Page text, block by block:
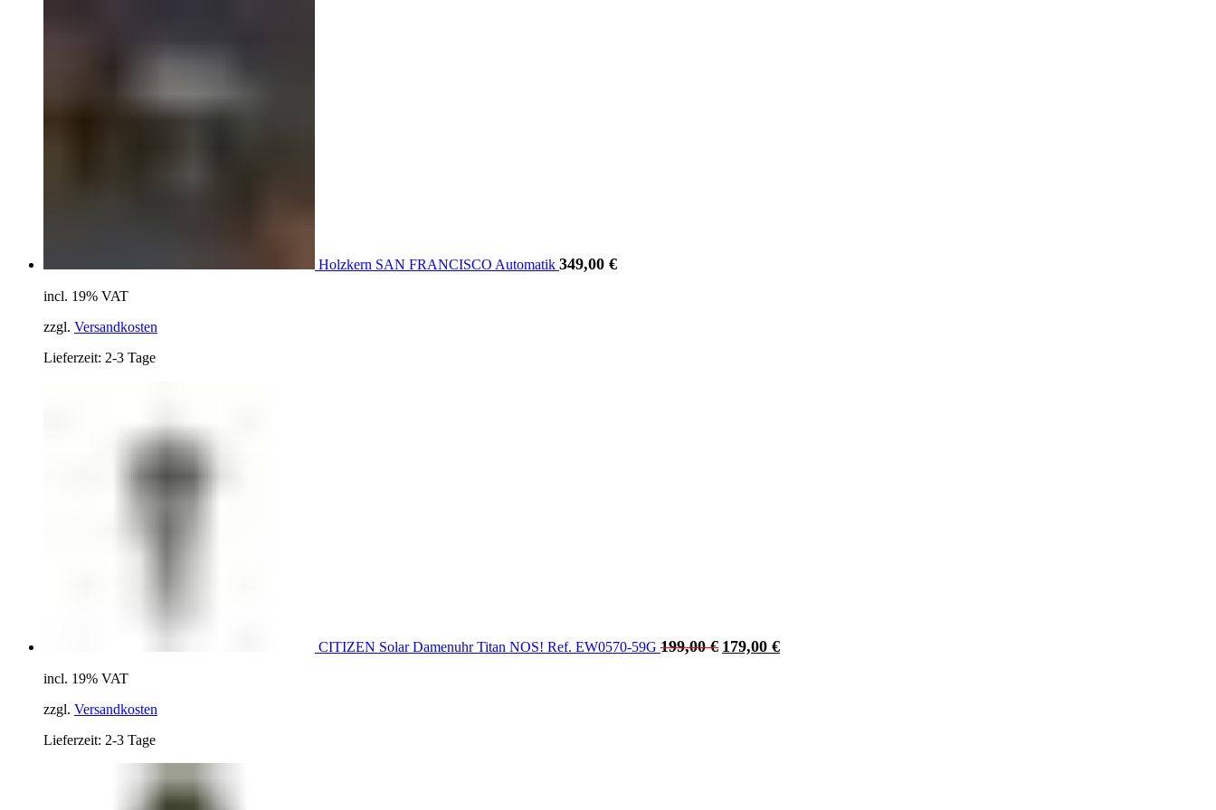
Holzkern SAN FRANCISCO Automatik 349,00 €
incl. 19% VAT
zzgl. Versandkosten
Lieferzeit: 2-3 Tage
CITIZEN Solar Damenuhr Titan NOS! Ref. EW0570-59G 199,00€ 179,00 €
incl. 19% VAT
zzgl. Versandkosten
Lieferzeit: 2-3 Tage